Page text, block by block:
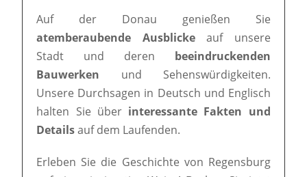
Auf der Donau genießen Sie
atemberaubende Ausblickeauf unsere
Stadt und deren beeindruckenden
Bauwerken und Sehenswürdigkeiten.
Unsere Durchsagen in Deutsch und Englisch
halten Sie über interessante Fakten und
Detailsauf dem Laufenden.
Erleben Sie die Geschichte von Regensburg